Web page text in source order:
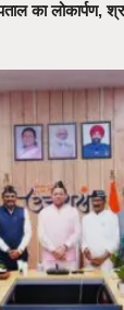
का लोकार्पण,